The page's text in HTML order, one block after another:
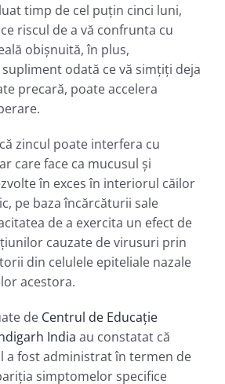
timp de cel puțin cinci luni,
riscul de a vă confrunta cu
obișnuită, în plus,
odată ce vă simțiți deja
precară, poate accelera
că zincul poate interfera cu
care face ca mucusul și
în exces în interiorul căilor
pe baza încărcăturii sale
de a exercita un efect de
cauzate de virusuri prin
din celulele epiteliale nazale
acestora.
de Centrul de Educație
India au constatat că
a fost administrat în termen de
simptomelor specifice